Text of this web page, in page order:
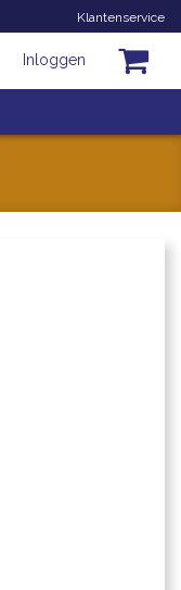
Klantenservice
Inloggen